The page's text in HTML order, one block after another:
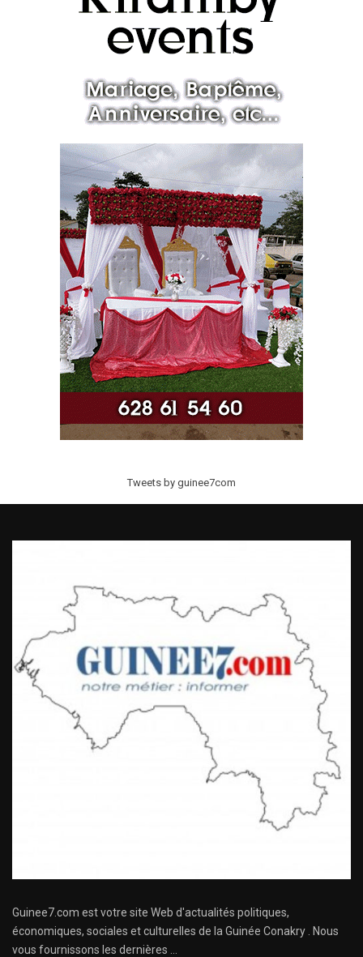
Tweets by guinee7com
Guinee7.com est votre site Web d'actualités politiques,
économiques, sociales et culturelles de la Guinée Conakry . Nous
vous fournissons les dernières ...